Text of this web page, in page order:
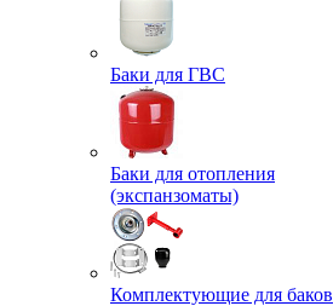
Баки для ГВС
Баки для отопления
(экспанзоматы)
Комплектующие для баков